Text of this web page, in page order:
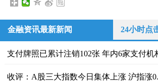
金融资讯最新新闻 24小时点
支付牌照已累计注销102张 年内6家支付机
收评：A股三大指数今日集体上涨 沪指涨